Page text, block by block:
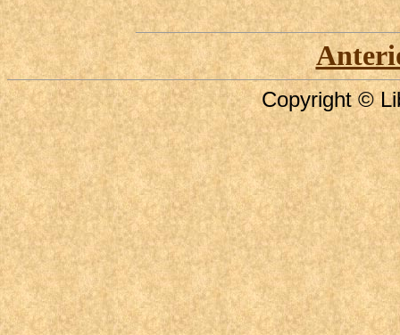
Copyright ©